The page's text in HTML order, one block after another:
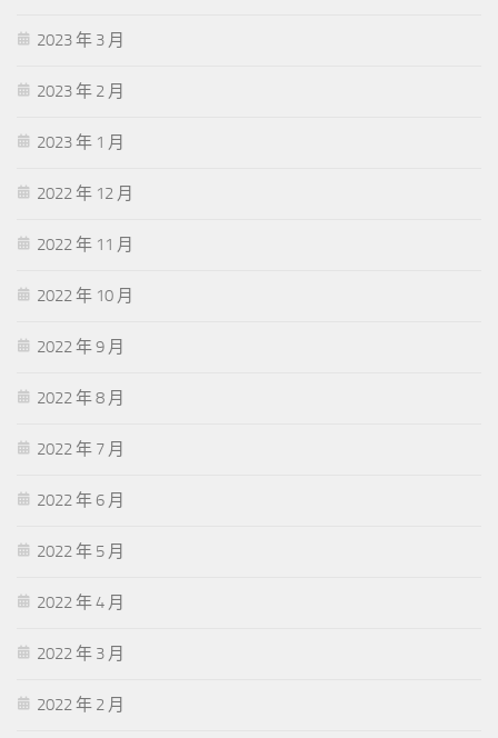
2023 年 3 月
2023 年 2 月
2023 年 1 月
2022 年 12 月
2022 年 11 月
2022 年 10 月
2022 年 9 月
2022 年 8 月
2022 年 7 月
2022 年 6 月
2022 年 5 月
2022 年 4 月
2022 年 3 月
2022 年 2 月